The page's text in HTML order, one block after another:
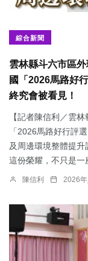
綜合新聞
雲林縣斗六市區
國「2026馬路好
終究會被看見！
【記者陳信利／雲
「2026馬路好行評
及周邊環境整體提
這份榮耀，不只是一
陳信利 2026年